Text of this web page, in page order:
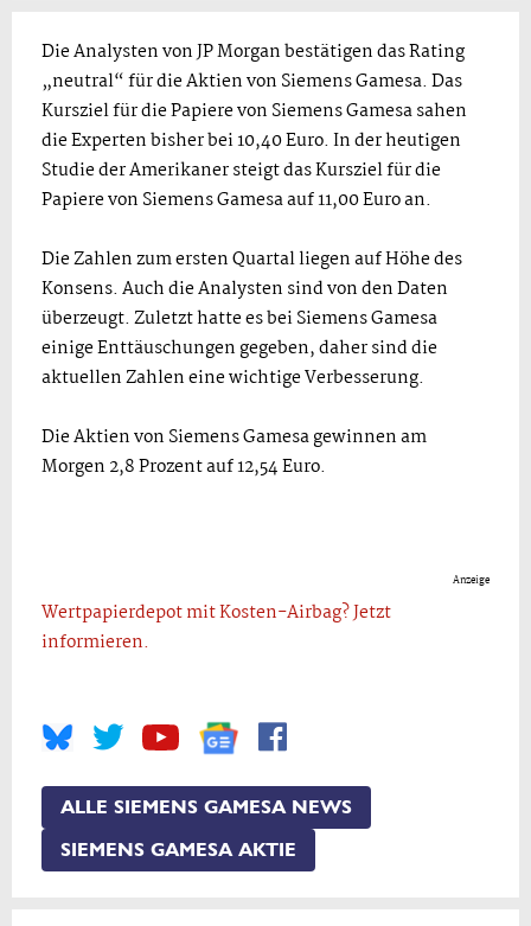
Die Analysten von JP Morgan bestätigen das Rating
„neutral“ für die Aktien von Siemens Gamesa. Das
Kursziel für die Papiere von Siemens Gamesa sahen
die Experten bisher bei 10,40 Euro. In der heutigen
Studie der Amerikaner steigt das Kursziel für die
Papiere von Siemens Gamesa auf 11,00 Euro an.
Die Zahlen zum ersten Quartal liegen auf Höhe des
Konsens. Auch die Analysten sind von den Daten
überzeugt. Zuletzt hatte es bei Siemens Gamesa
einige Enttäuschungen gegeben, daher sind die
aktuellen Zahlen eine wichtige Verbesserung.
Die Aktien von Siemens Gamesa gewinnen am
Morgen 2,8 Prozent auf 12,54 Euro.
Anzeige
Wertpapierdepot mit Kosten-Airbag? Jetzt
informieren.
ALLE SIEMENS GAMESA NEWS
SIEMENS GAMESA AKTIE